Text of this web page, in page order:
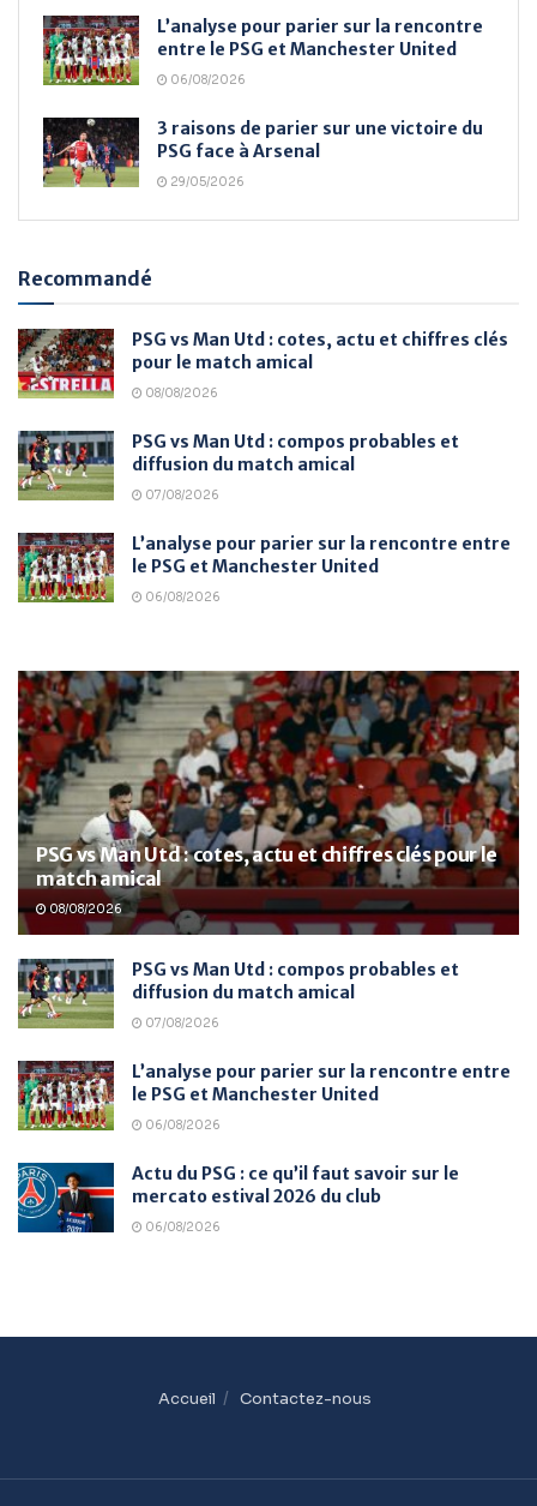
L’analyse pour parier sur la rencontre
entre le PSG et Manchester United
06/08/2026
3 raisons de parier sur une victoire du
PSG face à Arsenal
29/05/2026
Recommandé
PSG vs Man Utd : cotes, actu et chiffres clés
pour le match amical
08/08/2026
PSG vs Man Utd : compos probables et
diffusion du match amical
07/08/2026
L’analyse pour parier sur la rencontre entre
le PSG et Manchester United
06/08/2026
PSG vs Man Utd : cotes, actu et chiffres clés pour le
match amical
08/08/2026
PSG vs Man Utd : compos probables et
diffusion du match amical
07/08/2026
L’analyse pour parier sur la rencontre entre
le PSG et Manchester United
06/08/2026
Actu du PSG : ce qu’il faut savoir sur le
mercato estival 2026 du club
06/08/2026
Accueil Contactez-nous